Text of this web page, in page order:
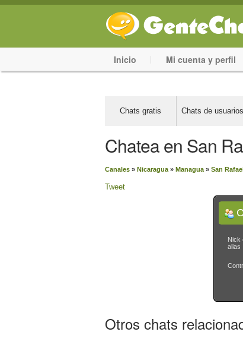
Inicio Mi cuenta y perfil
Chats gratis Chats de usuarios
Chatea en San
Canales » Nicaragua » Managua » San
Tweet
Nick
alias
Otros chats